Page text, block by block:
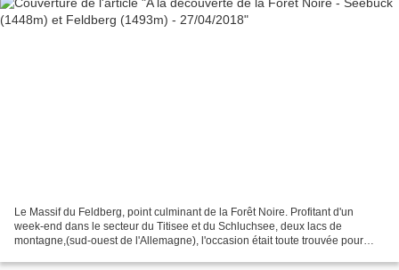
Le Massif du Feldberg, point culminant de la Forêt Noire. Profitant d'un
week-end dans le secteur du Titisee et du Schluchsee, deux lacs de
montagne,(sud-ouest de l'Allemagne), l'occasion était toute trouvée pour